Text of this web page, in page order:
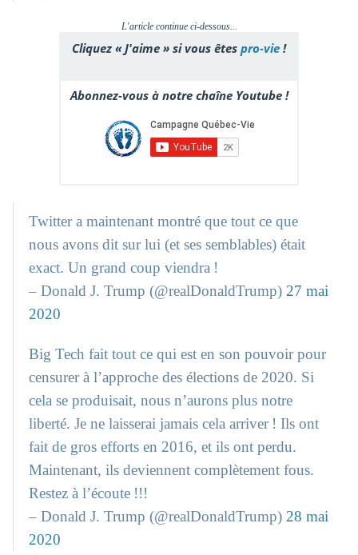
L'article continue ci-dessous...
Cliquez « J'aime » si vous êtes pro-vie !
Abonnez-vous à notre chaîne Youtube !
Twitter a maintenant montré que tout ce que
nous avons dit sur lui (et ses semblables) était
exact. Un grand coup viendra !
– Donald J. Trump (@realDonaldTrump)27 mai
2020
Big Tech fait tout ce qui est en son pouvoir pour
censurer à l’approche des élections de 2020. Si
cela se produisait, nous n’aurons plus notre
liberté. Je ne laisserai jamais cela arriver ! Ils ont
fait de gros efforts en 2016, et ils ont perdu.
Maintenant, ils deviennent complètement fous.
Restez à l’écoute !!!
– Donald J. Trump (@realDonaldTrump) 28 mai
2020